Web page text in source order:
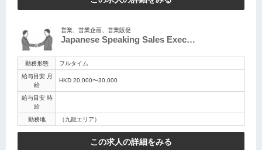
営業、営業企画、営業販促
Japanese Speaking Sales Exec…
勤務形態
フルタイム
給与目安 月
給
HKD 20,000〜30,000
給与目安 時
給
勤務地
（九龍エリア）
この求人の詳細をみる